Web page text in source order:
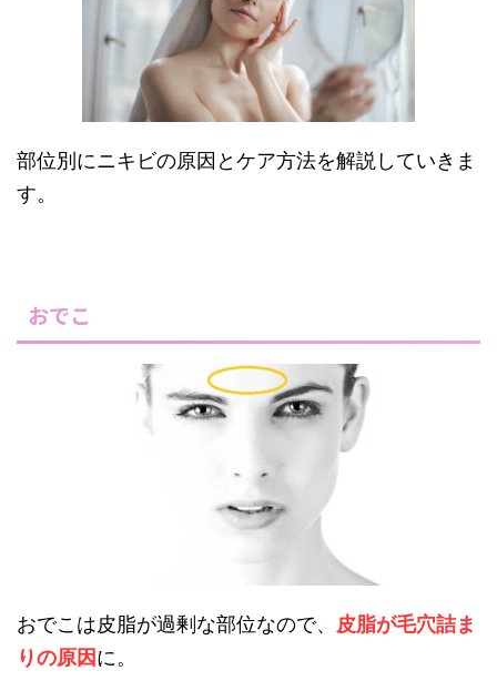
部位別にニキビの原因とケア方法を解説していきま
す。
おでこ
おでこは皮脂が過剰な部位なので、 皮脂が毛穴詰ま
りの原因に。